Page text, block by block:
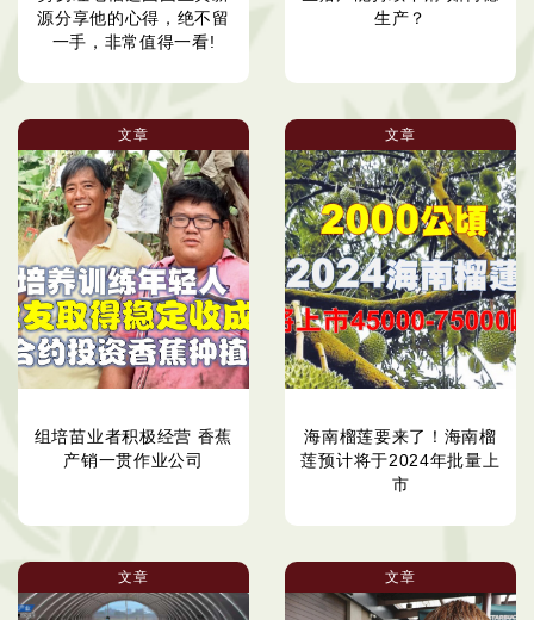
源分享他的心得，绝不留
一手，非常值得一看!
生产？
文章
组培苗业者积极经营 香蕉
产销一贯作业公司
文章
海南榴莲要来了！海南榴
莲预计将于2024年批量上
市
文章 文章